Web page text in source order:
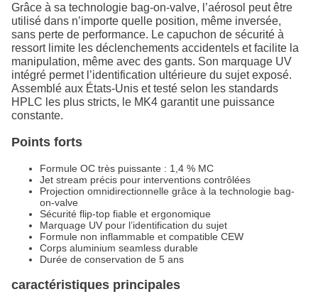
Grâce à sa technologie bag-on-valve, l’aérosol peut être
utilisé dans n’importe quelle position, même inversée,
sans perte de performance. Le capuchon de sécurité à
ressort limite les déclenchements accidentels et facilite la
manipulation, même avec des gants. Son marquage UV
intégré permet l’identification ultérieure du sujet exposé.
Assemblé aux États-Unis et testé selon les standards
HPLC les plus stricts, le MK4 garantit une puissance
constante.
Points forts
Formule OC très puissante : 1,4 % MC
Jet stream précis pour interventions contrôlées
Projection omnidirectionnelle grâce à la technologie bag-
on-valve
Sécurité flip-top fiable et ergonomique
Marquage UV pour l’identification du sujet
Formule non inflammable et compatible CEW
Corps aluminium seamless durable
Durée de conservation de 5 ans
caractéristiques principales